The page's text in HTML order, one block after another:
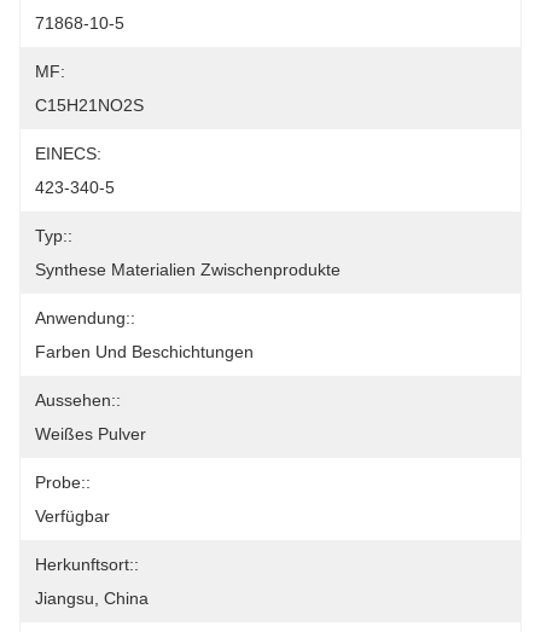
71868-10-5
MF:
C15H21NO2S
EINECS:
423-340-5
Typ::
Synthese Materialien Zwischenprodukte
Anwendung::
Farben Und Beschichtungen
Aussehen::
Weißes Pulver
Probe::
Verfügbar
Herkunftsort::
Jiangsu, China